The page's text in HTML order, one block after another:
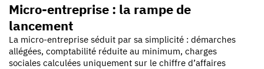
Micro-entreprise : la rampe de
lancement
La micro-entreprise séduit par sa simplicité : démarches
allégées, comptabilité réduite au minimum, charges
sociales calculées uniquement sur le chiffre d’affaires